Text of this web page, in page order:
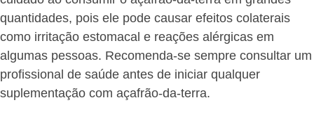
quantidades, pois ele pode causar efeitos colaterais
como irritação estomacal e reações alérgicas em
algumas pessoas. Recomenda-se sempre consultar um
profissional de saúde antes de iniciar qualquer
suplementação com açafrão-da-terra.